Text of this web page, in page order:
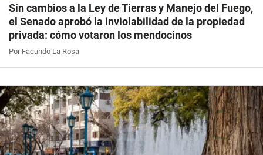
Sin cambios a la Ley de Tierras y Manejo del Fuego,
el Senado aprobó la inviolabilidad de la propiedad
privada: cómo votaron los mendocinos
Por Facundo La Rosa